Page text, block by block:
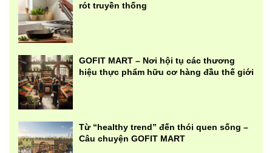
rót truyền thống
GOFIT MART – Nơi hội tụ các thương
hiệu thực phẩm hữu cơ hàng đầu thế giới
Từ “healthy trend” đến thói quen sống –
Câu chuyện GOFIT MART